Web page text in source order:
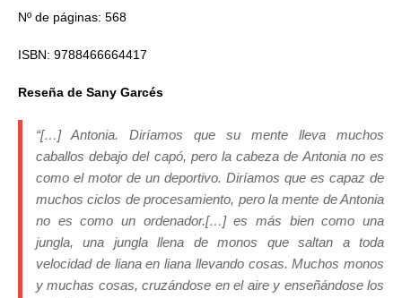
Nº de páginas: 568
ISBN: 9788466664417
Reseña de Sany Garcés
“[…] Antonia. Diríamos que su mente lleva muchos
caballos debajo del capó, pero la cabeza de Antonia no es
como el motor de un deportivo. Diríamos que es capaz de
muchos ciclos de procesamiento, pero la mente de Antonia
no es como un ordenador.[…] es más bien como una
jungla, una jungla llena de monos que saltan a toda
velocidad de liana en liana llevando cosas. Muchos monos
y muchas cosas, cruzándose en el aire y enseñándose los